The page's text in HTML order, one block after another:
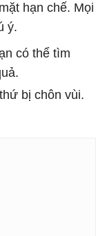
hạn chế. Mọi
ý.
có thể tìm
bị chôn vùi.